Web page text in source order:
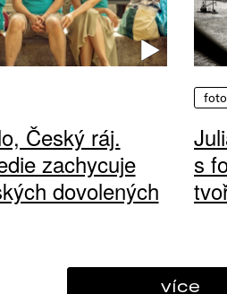
Český ráj.
zachycuje
dovolených
s
více